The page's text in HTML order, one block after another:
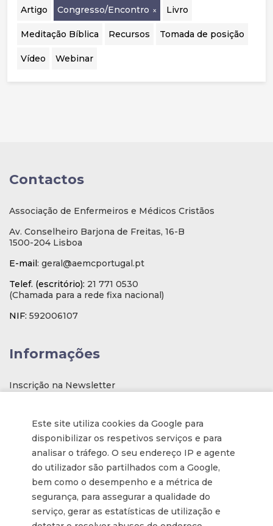
Este site utiliza cookies da Google para
disponibilizar os respetivos serviços e para
analisar o tráfego. O seu endereço IP e agente
do utilizador são partilhados com a Google,
bem como o desempenho e a métrica de
segurança, para assegurar a qualidade do
serviço, gerar as estatísticas de utilização e
Artigo Congresso/Encontro Livro
Meditação Bíblica Recursos Tomada de posição
Vídeo Webinar
Contactos
Associação de Enfermeiros e Médicos Cristãos
Av. Conselheiro Barjona de Freitas, 16-B
1500-204 Lisboa
E-mail: geral@aemcportugal.pt
Telef. (escritório): 21 771 0530
(Chamada para a rede fixa nacional)
NIF: 592006107
Informações
Inscrição na Newsletter
Política de privacidade / Privacy
Termos e condições
Terms and Conditions
Parcerias